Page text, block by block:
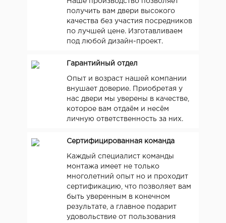
получить вам двери высокого
качества без участия посредников
по лучшей цене. Изготавливаем
под любой дизайн-проект.
Гарантийный отдел
Опыт и возраст нашей компании
внушает доверие. Приобретая у
нас двери мы уверены в качестве,
которое вам отдаём и несём
личную ответственность за них.
Сертифицированная команда
Каждый специалист команды
монтажа имеет не только
многолетний опыт но и проходит
сертификацию, что позволяет вам
быть уверенным в конечном
результате, а главное подарит
удовольствие от пользования